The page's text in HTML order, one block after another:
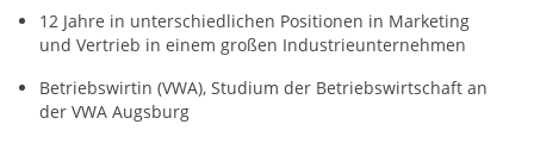
12 Jahre in unterschiedlichen Positionen in Marketing
und Vertrieb in einem großen Industrieunternehmen
Betriebswirtin (VWA), Studium der Betriebswirtschaft an
der VWA Augsburg